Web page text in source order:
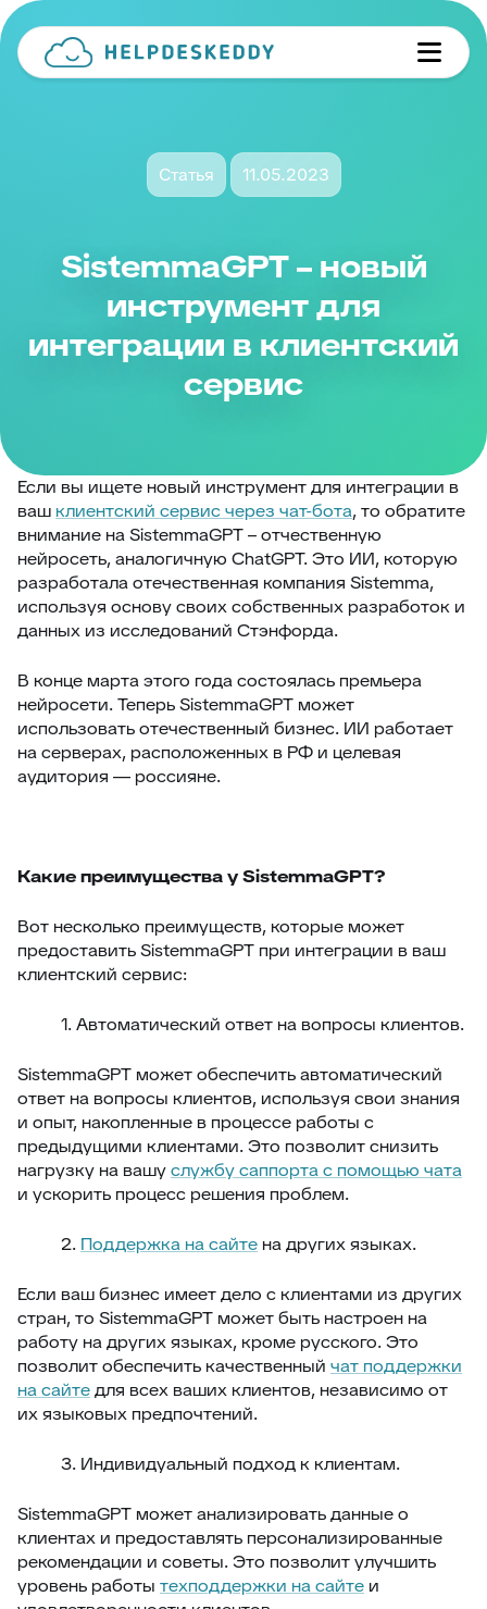
Статья 11.05.2023
SistemmaGPT – новый
инструмент для
интеграции в клиентский
сервис
Если вы ищете новый инструмент для интеграции в
ваш клиентский сервис через чат-бота, то обратите
внимание на SistemmaGPT – отчественную
нейросеть, аналогичную ChatGPT. Это ИИ, которую
разработала отечественная компания Sistemma,
используя основу своих собственных разработок и
данных из исследований Стэнфорда.
В конце марта этого года состоялась премьера
нейросети. Теперь SistemmaGPT может
использовать отечественный бизнес. ИИ работает
на серверах, расположенных в РФ и целевая
аудитория — россияне.
Какие преимущества у SistemmaGPT?
Вот несколько преимуществ, которые может
предоставить SistemmaGPT при интеграции в ваш
клиентский сервис:
1. Автоматический ответ на вопросы клиентов.
SistemmaGPT может обеспечить автоматический
ответ на вопросы клиентов, используя свои знания
и опыт, накопленные в процессе работы с
предыдущими клиентами. Это позволит снизить
нагрузку на вашуслужбу саппорта с помощью чата
и ускорить процесс решения проблем.
2. Поддержка на сайте на других языках.
Если ваш бизнес имеет дело с клиентами из других
стран, то SistemmaGPT может быть настроен на
работу на других языках, кроме русского. Это
позволит обеспечить качественный чат поддержки
на сайтедля всех ваших клиентов, независимо от
их языковых предпочтений.
3. Индивидуальный подход к клиентам.
SistemmaGPT может анализировать данные о
клиентах и предоставлять персонализированные
рекомендации и советы. Это позволит улучшить
уровень работы техподдержки на сайте и